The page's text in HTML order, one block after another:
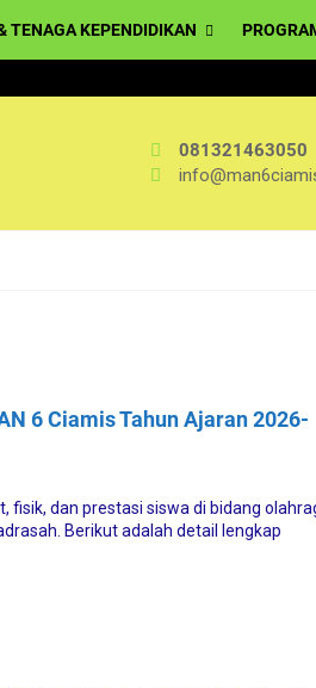
TENAGA KEPENDIDIKAN
081321463050
6 Ciamis Tahun Ajaran 2026-
fisik, dan prestasi siswa di bidang
Berikut adalah detail lengkap